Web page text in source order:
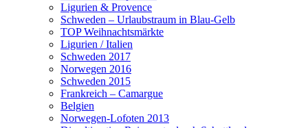
Ligurien & Provence
Schweden – Urlaubstraum in Blau-Gelb
TOP Weihnachtsmärkte
Ligurien / Italien
Schweden 2017
Norwegen 2016
Schweden 2015
Frankreich – Camargue
Belgien
Norwegen-Lofoten 2013